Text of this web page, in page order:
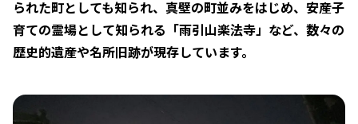
られた町としても知られ、真壁の町並みをはじめ、安産子
育ての霊場として知られる「雨引山楽法寺」など、数々の
歴史的遺産や名所旧跡が現存しています。